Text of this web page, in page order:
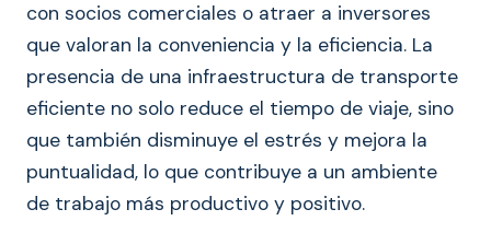
con socios comerciales o atraer a inversores
que valoran la conveniencia y la eficiencia. La
presencia de una infraestructura de transporte
eficiente no solo reduce el tiempo de viaje, sino
que también disminuye el estrés y mejora la
puntualidad, lo que contribuye a un ambiente
de trabajo más productivo y positivo.